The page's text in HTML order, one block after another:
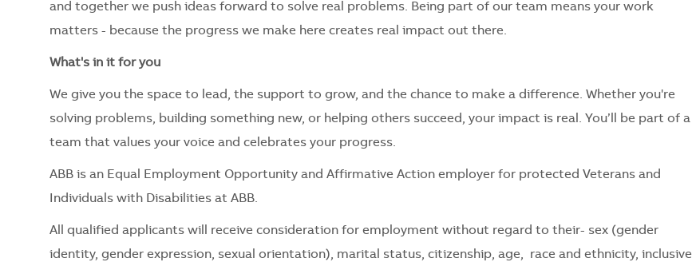
and together we push ideas forward to solve real problems. Being part of our team means your work
matters - because the progress we make here creates real impact out there.
What's in it for you
We give you the space to lead, the support to grow, and the chance to make a difference. Whether you're
solving problems, building something new, or helping others succeed, your impact is real. You’ll be part of a
team that values your voice and celebrates your progress.
ABB is an Equal Employment Opportunity and Affirmative Action employer for protected Veterans and
Individuals with Disabilities at ABB.
All qualified applicants will receive consideration for employment without regard to their- sex (gender
identity, gender expression, sexual orientation), marital status, citizenship, age, race and ethnicity, inclusive